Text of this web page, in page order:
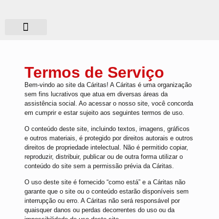
Termos de Serviço
Bem-vindo ao site da Cáritas! A Cáritas é uma organização
sem fins lucrativos que atua em diversas áreas da
assistência social. Ao acessar o nosso site, você concorda
em cumprir e estar sujeito aos seguintes termos de uso.
O conteúdo deste site, incluindo textos, imagens, gráficos
e outros materiais, é protegido por direitos autorais e outros
direitos de propriedade intelectual. Não é permitido copiar,
reproduzir, distribuir, publicar ou de outra forma utilizar o
conteúdo do site sem a permissão prévia da Cáritas.
O uso deste site é fornecido “como está” e a Cáritas não
garante que o site ou o conteúdo estarão disponíveis sem
interrupção ou erro. A Cáritas não será responsável por
quaisquer danos ou perdas decorrentes do uso ou da